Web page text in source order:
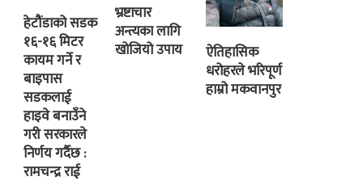
हेटौंडाको सडक
१६-१६ मिटर
कायम गर्ने र
बाइपास
सडकलाई
हाइवे बनाउँने
गरी सरकारले
निर्णय गर्दैछ :
रामचन्द्र राई
भ्रष्टाचार
अन्त्यका लागि
खोजियो उपाय
ऐतिहासिक
धरोहरले भरिपूर्ण
हाम्रो मकवानपुर